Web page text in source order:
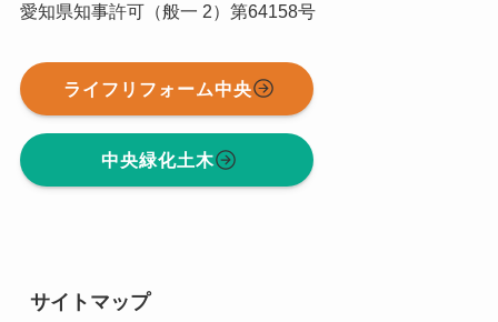
愛知県知事許可（般一 2）第64158号
ライフリフォーム中央
中央緑化土木
サイトマップ